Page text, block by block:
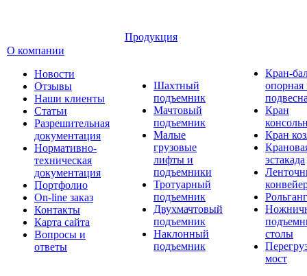
О компании
Новости
Отзывы
Наши клиенты
Статьи
Разрешительная
документация
Нормативно-
техническая
документация
Портфолио
On-line заказ
Контакты
Карта сайта
Вопросы и
ответы
Продукция
Шахтный
подъемник
Мачтовый
подъемник
Малые
грузовые
лифты и
подъемники
Тротуарный
подъемник
Двухмачтовый
подъемник
Наклонный
подъемник
Кран-
опорная
Кран
Кран
эстакада
столы
мост